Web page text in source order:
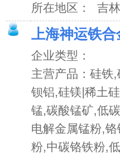
所在地区： 吉林
上海神运铁合
企业类型：
主营产品：硅铁
钡铝,硅镁|稀土
锰,碳酸锰矿,低
电解金属锰粉,
粉,中碳铬铁粉,